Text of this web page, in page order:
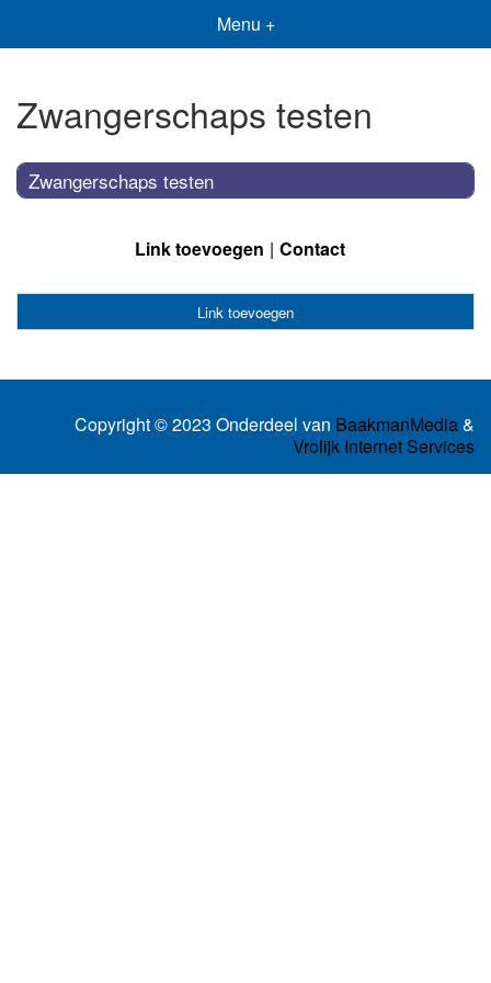
Menu +
Zwangerschaps testen
Zwangerschaps testen
Link toevoegen Contact
Link toevoegen
Copyright © 2023 Onderdeel van BaakmanMedia&
Vrolijk Internet Services